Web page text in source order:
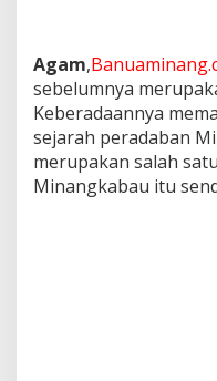
Agam,
sebelumnya
Keberadaannya
sejarah peradaban
merupakan salah
Minangkabau itu